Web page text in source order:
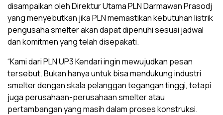
disampaikan oleh Direktur Utama PLN Darmawan Prasodj
yang menyebutkan jika PLN memastikan kebutuhan listrik
pengusaha smelter akan dapat dipenuhi sesuai jadwal
dan komitmen yang telah disepakati.
“Kami dari PLN UP3 Kendari ingin mewujudkan pesan
tersebut. Bukan hanya untuk bisa mendukung industri
smelter dengan skala pelanggan tegangan tinggi, tetapi
juga perusahaan-perusahaan smelter atau
pertambangan yang masih dalam proses konstruksi.